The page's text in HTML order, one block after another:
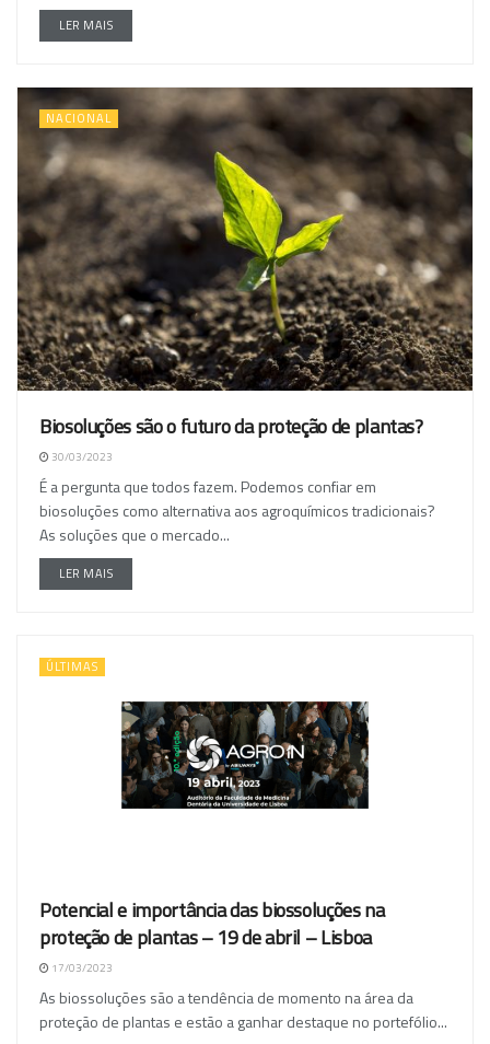
LER MAIS
NACIONAL
Biosoluções são o futuro da proteção de plantas?
30/03/2023
É a pergunta que todos fazem. Podemos confiar em
biosoluções como alternativa aos agroquímicos tradicionais?
As soluções que o mercado...
LER MAIS
ÚLTIMAS
Potencial e importância das biossoluções na
proteção de plantas – 19 de abril – Lisboa
17/03/2023
As biossoluções são a tendência de momento na área da
proteção de plantas e estão a ganhar destaque no portefólio...